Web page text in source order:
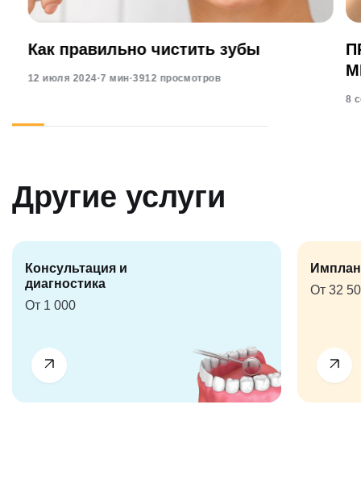
Как правильно чистить зубы
12 июля 2024·7 мин·3912 просмотров
8
Другие услуги
Консультация и
диагностика
От 1 000
От 32